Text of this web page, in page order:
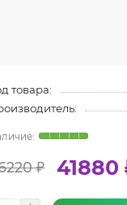
товара:
₽ 41880